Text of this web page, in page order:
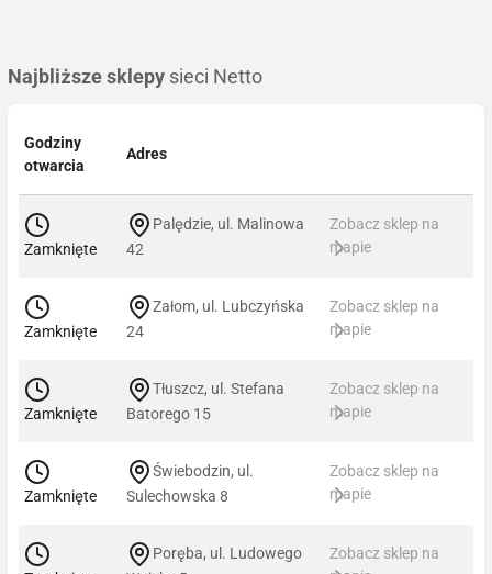
Najbliższe sklepy sieci Netto
Godziny
otwarcia
Adres
Zamknięte
Palędzie, ul. Malinowa
42
Zobacz sklep na
mapie
Zamknięte
Załom, ul. Lubczyńska
24
Zobacz sklep na
mapie
Zamknięte
Tłuszcz, ul. Stefana
Batorego 15
Zobacz sklep na
mapie
Zamknięte
Świebodzin, ul.
Sulechowska 8
Zobacz sklep na
mapie
Poręba, ul. Ludowego
Zobacz sklep na